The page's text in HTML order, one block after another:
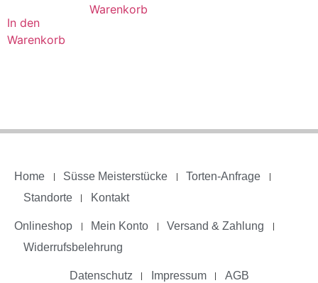
In den
Warenkorb
Warenkorb
Home Süsse Meisterstücke
Torten-Anfrage
Standorte
Kontakt
Onlineshop Mein Konto
Versand & Zahlung
Widerrufsbelehrung
Datenschutz Impressum AGB